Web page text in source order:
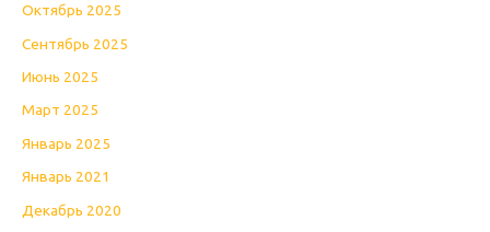
Октябрь 2025
Сентябрь 2025
Июнь 2025
Март 2025
Январь 2025
Январь 2021
Декабрь 2020